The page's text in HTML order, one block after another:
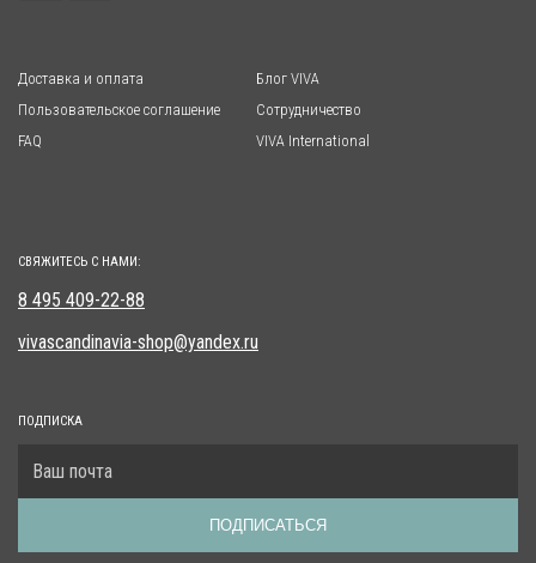
Доставка и оплата
Пользовательское соглашение
FAQ
Блог VIVA
Сотрудничество
VIVA International
СВЯЖИТЕСЬ С НАМИ:
8 495 409-22-88
vivascandinavia-shop@yandex.ru
ПОДПИСКА
ПОДПИСАТЬСЯ